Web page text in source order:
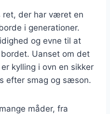
ret, der har været en
i generationer.
og evne til at
Uanset om det
kylling i ovn en sikker
efter smag og sæson.
måder, fra